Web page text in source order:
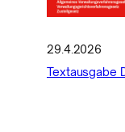
29.4.2026
Textausgabe